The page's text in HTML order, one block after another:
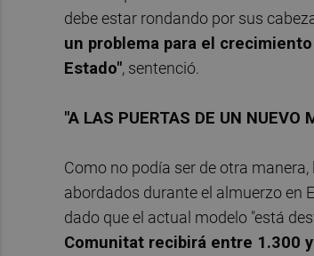
debe estar rondando por sus
un problema para el
Estado", sentenció.
"A LAS PUERTAS DE UN NUEVO
Como no podía ser de otra
abordados durante el almuerzo en
dado que el actual modelo "está
Comunitat recibirá entre 1.300